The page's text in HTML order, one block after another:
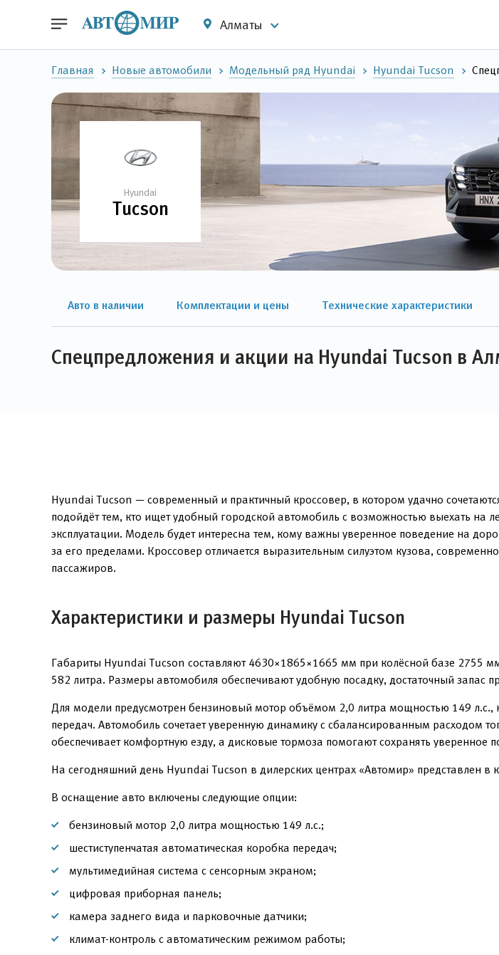
Алматы
Главная Новые автомобили Модельный ряд Hyundai Hyundai Tucson
Hyundai
Tucson
Авто в наличии Комплектации и цены Технические характеристики
Спецпредложения и акции на Hyundai Tucson в
Hyundai Tucson — современный и практичный кроссовер, в котором удачно
подойдёт тем, кто ищет удобный городской автомобиль с возможностью выехать на
эксплуатации. Модель будет интересна тем, кому важны уверенное поведение на
за его пределами. Кроссовер отличается выразительным силуэтом кузова,
пассажиров.
Характеристики и размеры Hyundai Tucson
Габариты Hyundai Tucson составляют 4630×1865×1665 мм при колёсной базе 2755
582 литра. Размеры автомобиля обеспечивают удобную посадку, достаточный запас
Для модели предусмотрен бензиновый мотор объёмом 2,0 литра мощностью 149 л.с.,
передач. Автомобиль сочетает уверенную динамику с сбалансированным расходом
обеспечивает комфортную езду, а дисковые тормоза помогают сохранять уверенное
На сегодняшний день Hyundai Tucson в дилерских центрах «Автомир» представлен в
В оснащение авто включены следующие опции:
бензиновый мотор 2,0 литра мощностью 149 л.с.;
шестиступенчатая автоматическая коробка передач;
мультимедийная система с сенсорным экраном;
цифровая приборная панель;
камера заднего вида и парковочные датчики;
климат-контроль с автоматическим режимом работы;